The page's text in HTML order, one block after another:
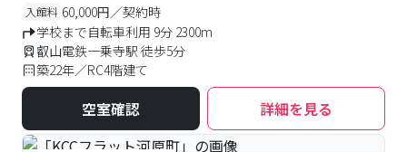
入館料 60,000円／契約時
学校まで自転車利用 9分 2300m
叡山電鉄一乗寺駅 徒歩5分
築22年／RC4階建て
空室確認 詳細を見る